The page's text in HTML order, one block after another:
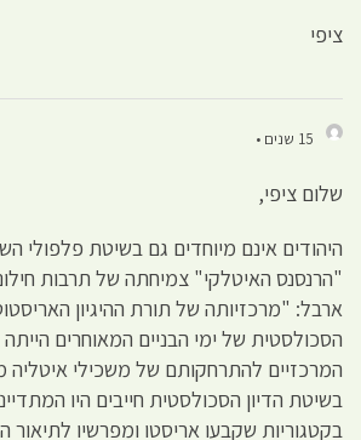
ציפי
15 שנים •
שלום ציפי,
היהודים אינם מיוחדים גם בשיטת פלפולי
"הרנסנס האיטלקי" צמיחתה של תרבות
ארבל: "מרכזיותה של תורת ההיגיון
הסכולסטית של ימי הבניים המאוחרים
המרכזיים להתרחקותם של משכילי איטליה
בשיטת הדיון הסכולסטית חייבים היו
בקטגוריות שקבעו אריסטו ומפרשיו לתיאור